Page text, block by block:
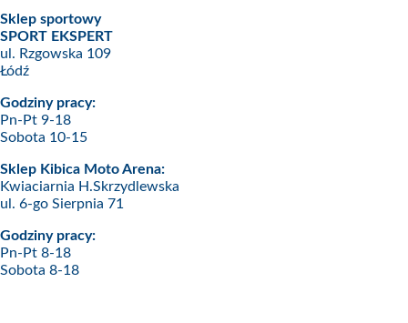
Sklep sportowy
SPORT EKSPERT
ul. Rzgowska 109
Łódź
Godziny pracy:
Pn-Pt 9-18
Sobota 10-15
Sklep Kibica Moto Arena:
Kwiaciarnia H.Skrzydlewska
ul. 6-go Sierpnia 71
Godziny pracy:
Pn-Pt 8-18
Sobota 8-18